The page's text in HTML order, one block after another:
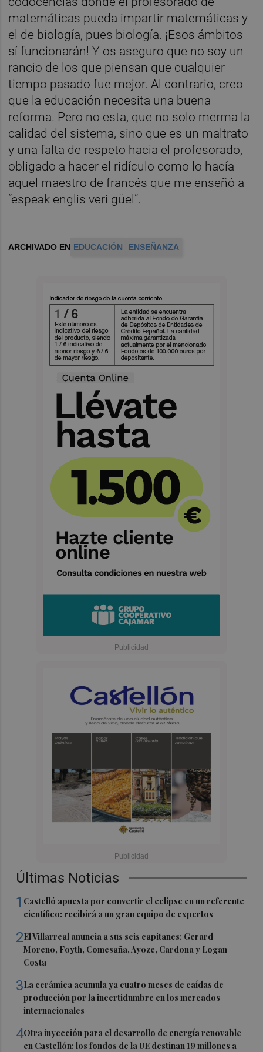
Últimas Noticias
1 Castelló apuesta por convertir el eclipse en un referente
científico: recibirá a un gran equipo de expertos
2El Villarreal anuncia a sus seis capitanes: Gerard
Moreno, Foyth, Comesaña, Ayoze, Cardona y Logan
Costa
3La cerámica acumula ya cuatro meses de caídas de
producción por la incertidumbre en los mercados
internacionales
4Otra inyección para el desarrollo de energía renovable
en Castellón: los fondos de la UE destinan 19 millones a
matemáticas pueda impartir matemáticas y
el de biología, pues biología. ¡Esos ámbitos
sí funcionarán! Y os aseguro que no soy un
rancio de los que piensan que cualquier
tiempo pasado fue mejor. Al contrario, creo
que la educación necesita una buena
reforma. Pero no esta, que no solo merma la
calidad del sistema, sino que es un maltrato
y una falta de respeto hacia el profesorado,
obligado a hacer el ridículo como lo hacía
aquel maestro de francés que me enseñó a
“espeak englis veri güel”.
ARCHIVADO EN EDUCACIÓN ENSEÑANZA